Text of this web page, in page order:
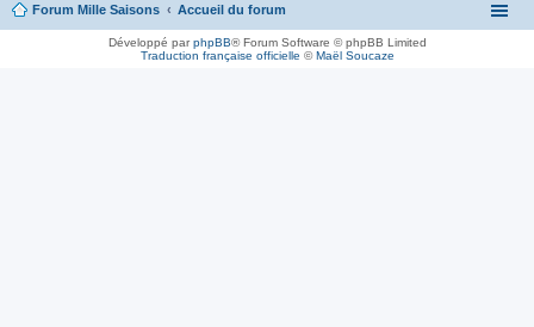
Forum Mille Saisons Accueil du forum
Développé parphpBB® Forum Software © phpBB Limited
Traduction française officielle ©Maël Soucaze